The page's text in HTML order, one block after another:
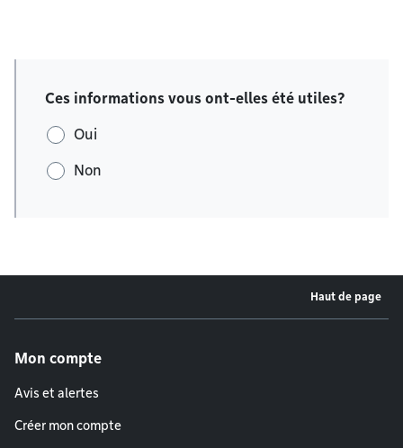
Ces informations vous ont-elles été utiles?
Oui
Non
Haut de page
Mon compte
Avis et alertes
Créer mon compte